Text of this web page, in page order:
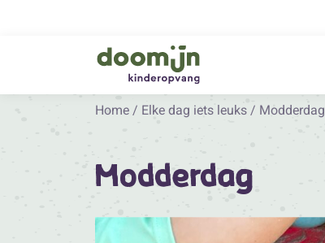
Home / Elke dag iets leuks / Modderdag
Modderdag